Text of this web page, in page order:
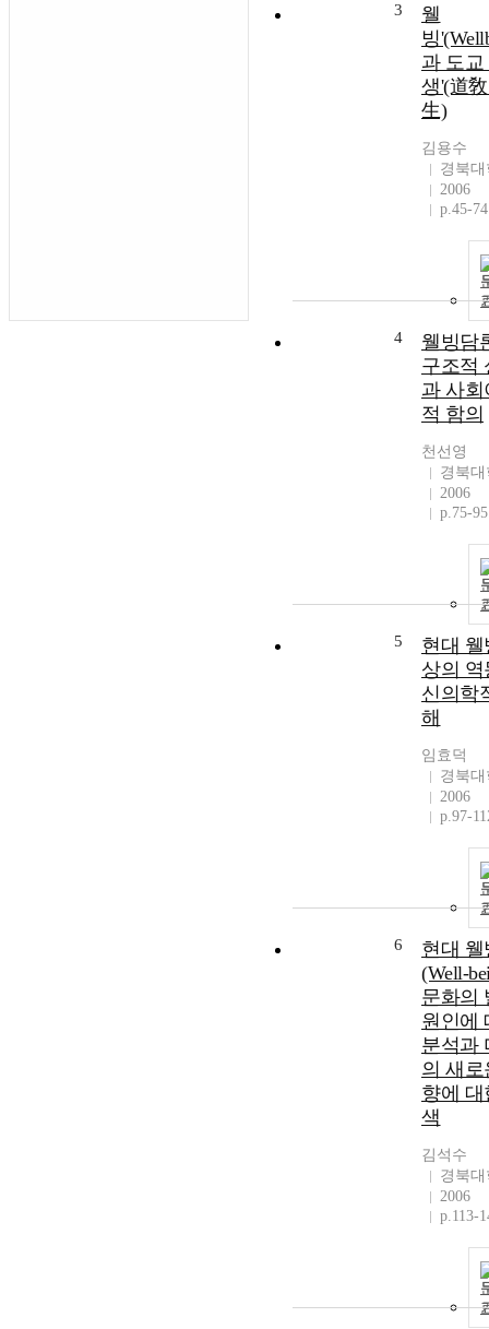
3
웰
빙
과 도교
생'(道
生)
김용수
경북
2006
p.45-74
4
웰빙담
구조적
과 사회
적 함의
천선영
경북
2006
p.75-95
5
현대 웰
상의 역
신의학
해
임효덕
경북
2006
p.97-
6
현대 웰
(Well-
문화의
원인에
분석과
의 새로
향에 대
색
김석수
경북
2006
p.113-